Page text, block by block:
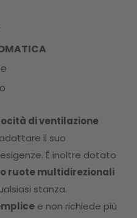
di ventilazione
il suo
È inoltre dotato
ruote multidirezionali
stanza.
e non richiede più